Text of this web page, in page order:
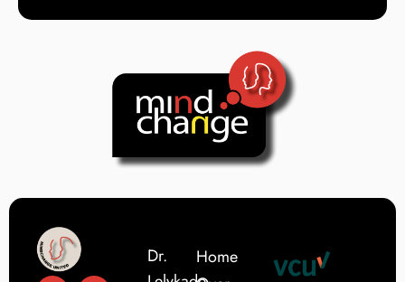
Dr.
Home